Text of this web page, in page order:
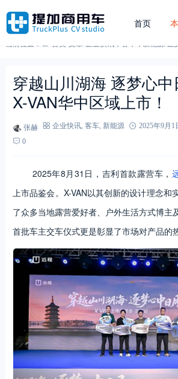
首页
穿越山川湖海 逐梦心
X-VAN华中区域上市！
张赫 企业快讯, 客车, 新能源 2025年9月1
0
2025年8月31日，吉利首款露营车，
上市品鉴会。X-VAN以其创新的设计理念和
了众多当地露营爱好者、户外生活方式博主
首批车主交车仪式更是彰显了市场对产品的